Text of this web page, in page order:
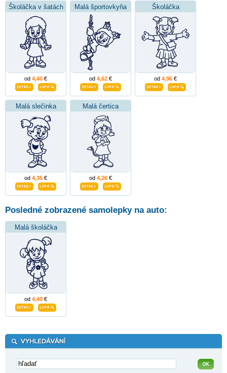
Školáčka v šatách
od 4,40 €
Malá športovkyňa
od 4,62 €
Školáčka
od 4,96 €
Malá slečinka
od 4,35 €
Malá čertica
od 4,26 €
Posledné zobrazené samolepky na auto:
Malá školáčka
od 4,40 €